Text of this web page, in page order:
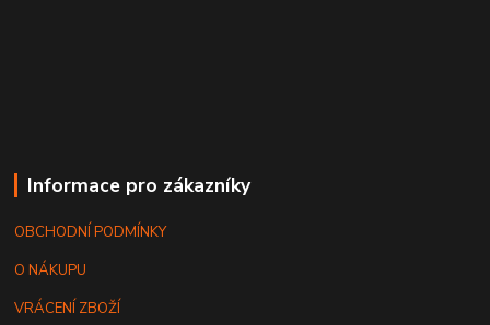
Informace pro zákazníky
OBCHODNÍ PODMÍNKY
O NÁKUPU
VRÁCENÍ ZBOŽÍ